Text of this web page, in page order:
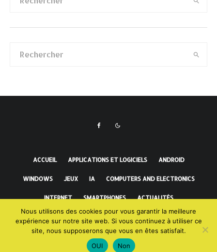
ACCUEIL APPLICATIONS ET LOGICIELS ANDROID
WINDOWS JEUX IA COMPUTERS AND ELECTRONICS
INTERNET SMARTPHONES ACTUALITÉS
FAITS INCROYABLES
Nous utilisons des cookies pour vous garantir la meilleure
expérience sur notre site web. Si vous continuez à utiliser ce
site, nous supposerons que vous en êtes satisfait.
OUI
Non